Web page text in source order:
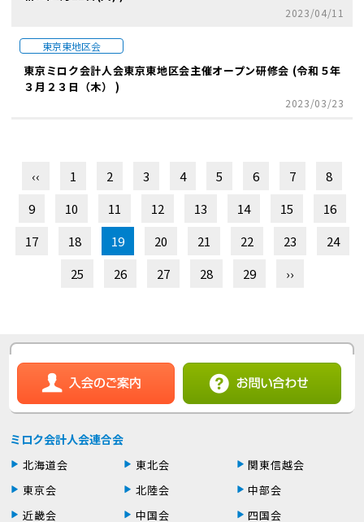
2023/04/11
東京東地区会
東京ミロク会計人会東京東地区会主催オープン研修会 (令和５年
３月２３日（木） )
2023/03/23
‹‹ 1 2 3 4 5 6 7
8
9
10 11 12 13 14 15
16
17
18 19 20 21 22 23
24
25
26 27 28 29 ››
ミロク会計人会連合会
北海道会 東北会
関東信越会
東京会
北陸会
中部会
近畿会
中国会 四国会